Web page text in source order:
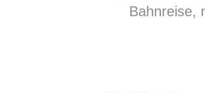
Bahnreise,